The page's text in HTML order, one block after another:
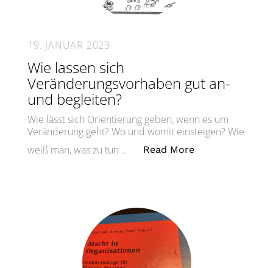
19. JANUAR 2023
Wie lassen sich
Veränderungsvorhaben gut an-
und begleiten?
Wie lässt sich Orientierung geben, wenn es um
Veränderung geht? Wo und womit einsteigen? Wie
weiß man, was zu tun …
Read More„Wie lassen